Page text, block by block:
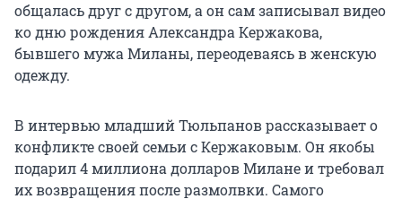
общалась друг с другом, а он сам записывал видео
ко дню рождения Александра Кержакова,
бывшего мужа Миланы, переодеваясь в женскую
одежду.
В интервью младший Тюльпанов рассказывает о
конфликте своей семьи с Кержаковым. Он якобы
подарил 4 миллиона долларов Милане и требовал
их возвращения после размолвки. Самого